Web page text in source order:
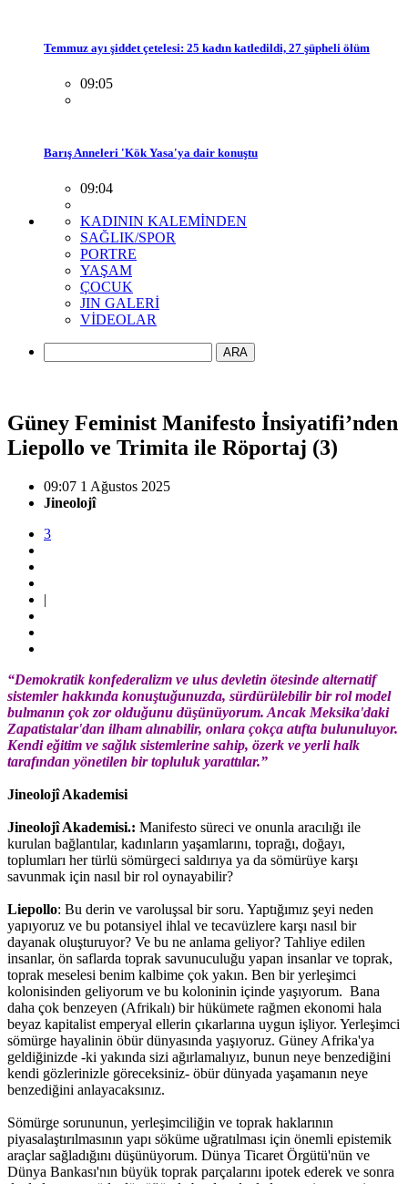
Temmuz ayı şiddet çetelesi: 25 kadın katledildi, 27 şüpheli ölüm
09:05
Barış Anneleri 'Kök Yasa'ya dair konuştu
09:04
KADININ KALEMİNDEN
SAĞLIK/SPOR
PORTRE
YAŞAM
ÇOCUK
JIN GALERİ
VİDEOLAR
ARA
Güney Feminist Manifesto İnsiyatifi’nden
Liepollo ve Trimita ile Röportaj (3)
09:07 1 Ağustos 2025
Jineolojî
3
|
“Demokratik konfederalizm ve ulus devletin ötesinde alternatif
sistemler hakkında konuştuğunuzda, sürdürülebilir bir rol model
bulmanın çok zor olduğunu düşünüyorum. Ancak Meksika'daki
Zapatistalar'dan ilham alınabilir, onlara çokça atıfta bulunuluyor.
Kendi eğitim ve sağlık sistemlerine sahip, özerk ve yerli halk
tarafından yönetilen bir topluluk yarattılar.”
Jineolojî Akademisi
Jineolojî Akademisi.: Manifesto süreci ve onunla aracılığı ile
kurulan bağlantılar, kadınların yaşamlarını, toprağı, doğayı,
toplumları her türlü sömürgeci saldırıya ya da sömürüye karşı
savunmak için nasıl bir rol oynayabilir?
Liepollo: Bu derin ve varoluşsal bir soru. Yaptığımız şeyi neden
yapıyoruz ve bu potansiyel ihlal ve tecavüzlere karşı nasıl bir
dayanak oluşturuyor? Ve bu ne anlama geliyor? Tahliye edilen
insanlar, ön saflarda toprak savunuculuğu yapan insanlar ve toprak,
toprak meselesi benim kalbime çok yakın. Ben bir yerleşimci
kolonisinden geliyorum ve bu koloninin içinde yaşıyorum. Bana
daha çok benzeyen (Afrikalı) bir hükümete rağmen ekonomi hala
beyaz kapitalist emperyal ellerin çıkarlarına uygun işliyor. Yerleşimci
sömürge hayalinin öbür dünyasında yaşıyoruz. Güney Afrika'ya
geldiğinizde -ki yakında sizi ağırlamalıyız, bunun neye benzediğini
kendi gözlerinizle göreceksiniz- öbür dünyada yaşamanın neye
benzediğini anlayacaksınız.
Sömürge sorununun, yerleşimciliğin ve toprak haklarının
piyasalaştırılmasının yapı söküme uğratılması için önemli epistemik
araçlar sağladığını düşünüyorum. Dünya Ticaret Örgütü'nün ve
Dünya Bankası'nın büyük toprak parçalarını ipotek ederek ve sonra